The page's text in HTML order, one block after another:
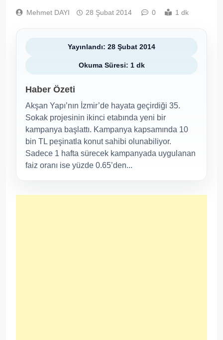
Mehmet DAYI 28 Şubat 2014 0 1 dk
Yayınlandı: 28 Şubat 2014
Okuma Süresi: 1 dk
Haber Özeti
Akşan Yapı’nın İzmir’de hayata geçirdiği 35.
Sokak projesinin ikinci etabında yeni bir
kampanya başlattı. Kampanya kapsamında 10
bin TL peşinatla konut sahibi olunabiliyor.
Sadece 1 hafta sürecek kampanyada uygulanan
faiz oranı ise yüzde 0.65’den...